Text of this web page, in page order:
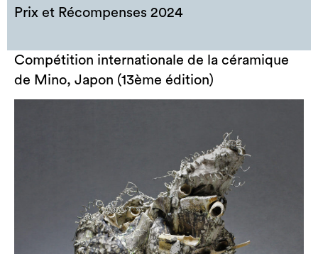
Prix et Récompenses 2024
Compétition internationale de la céramique
de Mino, Japon (13ème édition)